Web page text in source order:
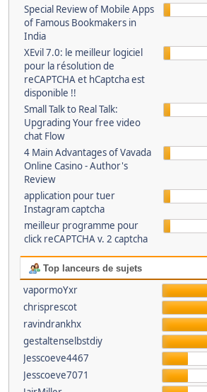
Special Review of Mobile Apps
of Famous Bookmakers in
India
XEvil 7.0: le meilleur logiciel
pour la résolution de
reCAPTCHA et hCaptcha est
disponible !!
Small Talk to Real Talk:
Upgrading Your free video
chat Flow
4 Main Advantages of Vavada
Online Casino - Author's
Review
application pour tuer
Instagram captcha
meilleur programme pour
click reCAPTCHA v. 2 captcha
Top lanceurs de sujets
vapormoYxr
chrisprescot
ravindrankhx
gestaltenselbstdiy
Jesscoeve4467
Jesscoeve7071